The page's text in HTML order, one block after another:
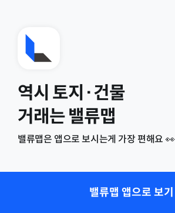
역시 토지·건물
거래는 밸류맵
밸류맵은 앱으로 보시는게 가장 편해요 👀
밸류맵 앱으로 보기